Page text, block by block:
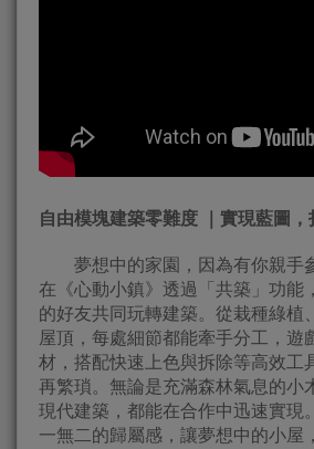
自由模塊建築零難度 ｜實現藍圖，
夢想中的家園，因為有你親手參
在《心動小鎮》透過「共築」功能
的好友共同玩轉建築。從栽種綠植
屋頂，每處細節都能牽手分工，遊
材，搭配快速上色與拆除等高效工
再繁瑣。無論是充滿森林氣息的小
現代建築，都能在合作中迅速實現
一無二的歸屬感，讓夢想中的小屋